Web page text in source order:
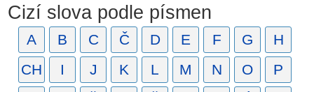
Cizí slova podle písmen
A B C Č D E F G
H
CH
I J K L M N O
P